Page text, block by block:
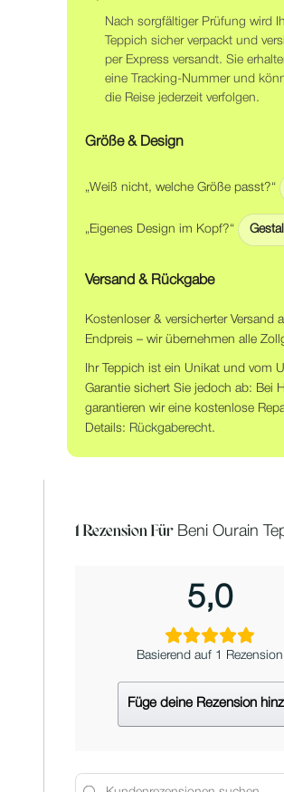
Nach sorgfältiger Prüfung wird
Teppich sicher verpackt und
per Express versandt. Sie
eine Tracking-Nummer und
die Reise jederzeit verfolgen.
Größe & Design
„Weiß nicht, welche Größe passt?“
„Eigenes Design im Kopf?“
Versand & Rückgabe
Kostenloser & versicherter
Endpreis – wir übernehmen alle
Ihr Teppich ist ein Unikat und vom
Garantie sichert Sie jedoch ab: Bei
garantieren wir eine kostenlose
Details: Rückgaberecht.
1 Rezension Für Beni Ourain
5,0
Basierend auf 1 Rezension
Füge deine Rezension